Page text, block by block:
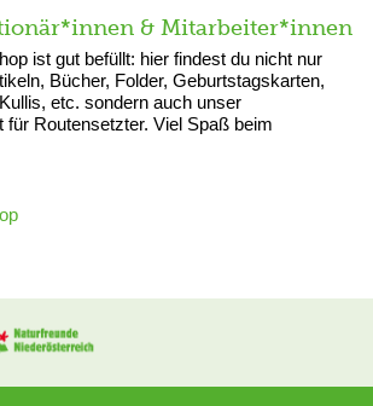
& Mitarbeiter*innen
ist gut befüllt: hier findest du nicht nur
Bücher, Folder, Geburtstagskarten,
etc. sondern auch unser
für Routensetzter. Viel Spaß beim